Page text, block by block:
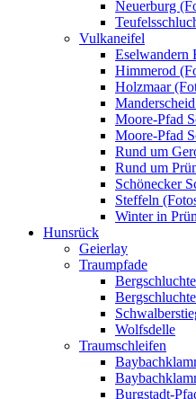
Neuerburg
Vulkaneifel
Eselwandern
Himmerod
Holzmaar
Moore-Pfad
Moore-Pfad
Rund um
Rund um
Schönecker
Steffeln
Winter in
Hunsrück
Geierlay
Traumpfade
Wolfsdelle
Traumschleifen
Burgstadt-